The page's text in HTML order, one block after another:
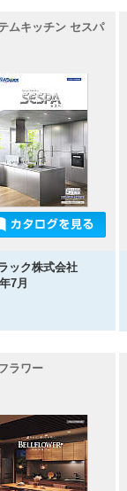
ムキッチン セスパ
ック株式会社
7月
ラワー